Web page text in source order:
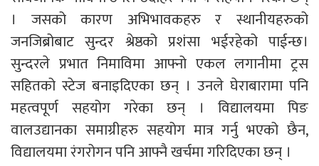
। जसको कारण अभिभावकहरु र स्थानीयहरुको
जनजिब्रोबाट सुन्दर श्रेष्ठको प्रशंसा भईरहेको पाईन्छ।
सुन्दरले प्रभात निमाविमा आफ्नो एकल लगानीमा ट्रस
सहितको स्टेज बनाइदिएका छन् । उनले घेराबारामा पनि
महत्वपूर्ण सहयोग गरेका छन् । विद्यालयमा पिङ
वालउद्यानका समाग्रीहरु सहयोग मात्र गर्नु भएको छैन,
विद्यालयमा रंगरोगन पनि आफ्नै खर्चमा गरिदिएका छन् ।